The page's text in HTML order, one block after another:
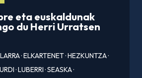
eta euskaldunak
du Herri Urratsen
·ELKARTENET·HEZKUNTZA·
·LUBERRI·SEASKA·